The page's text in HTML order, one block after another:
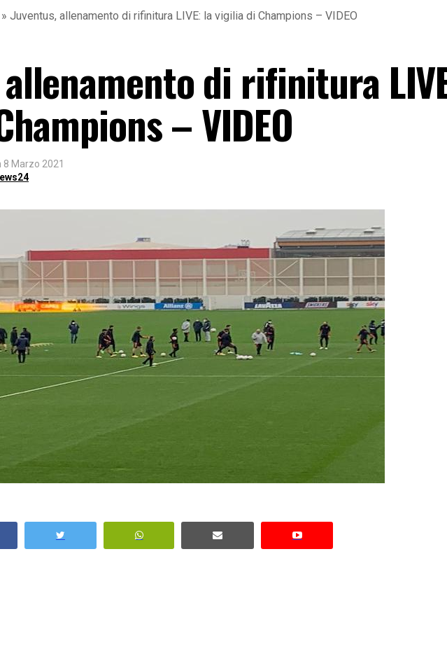
» Juventus, allenamento di rifinitura LIVE: la vigilia di Champions – VIDEO
di rifinitura
– VIDEO
8 Marzo 2021